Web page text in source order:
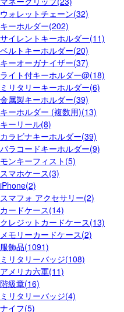
ウォレットチェーン(32)
キーホルダー(202)
サイレントキーホルダー(11)
ベルトキーホルダー(20)
キーオーガナイザー(37)
ライト付キーホルダー@(18)
ミリタリーキーホルダー(6)
金属製キーホルダー(39)
キーホルダー (複数用)(13)
キーリール(8)
カラビナキーホルダー(39)
パラコードキーホルダー(9)
モンキーフィスト(5)
スマホケース(3)
iPhone(2)
スマフォ アクセサリー(2)
カードケース(14)
クレジットカードケース(13)
メモリーカードケース(2)
服飾品(1091)
ミリタリーバッジ(108)
アメリカ六軍(11)
階級章(16)
ミリタリーバッジ(4)
ナイフ(5)